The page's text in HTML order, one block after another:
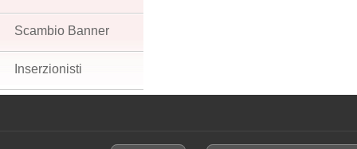
Scambio Banner
Inserzionisti